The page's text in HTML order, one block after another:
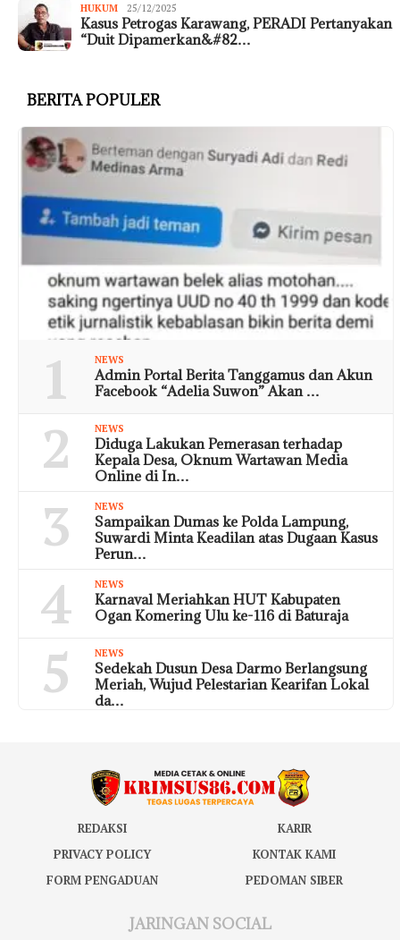
HUKUM 25/12/2025
Kasus Petrogas Karawang, PERADI Pertanyakan
“Duit Dipamerkan&#82…
BERITA POPULER
1 NEWS
Admin Portal Berita Tanggamus dan Akun
Facebook “Adelia Suwon” Akan …
2 NEWS
Diduga Lakukan Pemerasan terhadap
Kepala Desa, Oknum Wartawan Media
Online di In…
3 NEWS
Sampaikan Dumas ke Polda Lampung,
Suwardi Minta Keadilan atas Dugaan Kasus
Perun…
4 NEWS
Karnaval Meriahkan HUT Kabupaten
Ogan Komering Ulu ke-116 di Baturaja
5 NEWS
Sedekah Dusun Desa Darmo Berlangsung
Meriah, Wujud Pelestarian Kearifan Lokal
da…
REDAKSI
KARIR
PRIVACY POLICY
KONTAK KAMI
FORM PENGADUAN
PEDOMAN SIBER
JARINGAN SOCIAL